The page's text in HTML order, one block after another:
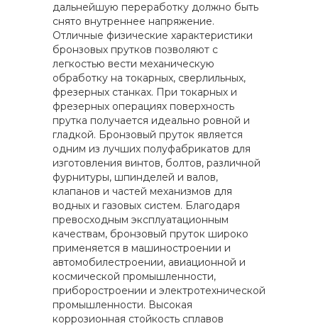
дальнейшую переработку должно быть
снято внутреннее напряжение.
Отличные физические характеристики
бронзовых прутков позволяют с
легкостью вести механическую
обработку на токарных, сверлильных,
фрезерных станках. При токарных и
фрезерных операциях поверхность
прутка получается идеально ровной и
гладкой. Бронзовый пруток является
одним из лучших полуфабрикатов для
изготовления винтов, болтов, различной
фурнитуры, шпинделей и валов,
клапанов и частей механизмов для
водных и газовых систем. Благодаря
превосходным эксплуатационным
качествам, бронзовый пруток широко
применяется в машиностроении и
автомобилестроении, авиационной и
космической промышленности,
приборостроении и электротехнической
промышленности. Высокая
коррозионная стойкость сплавов